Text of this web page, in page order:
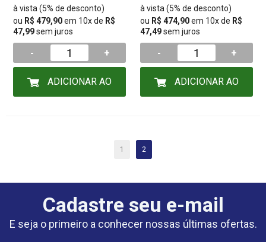
à vista (5% de desconto)
ou R$ 479,90em 10x de R$
47,99sem juros
- +
à vista (5% de desconto)
ou R$ 474,90em 10x de R$
47,49sem juros
- +
1 2
Cadastre seu e-mail
E seja o primeiro a conhecer nossas últimas ofertas.